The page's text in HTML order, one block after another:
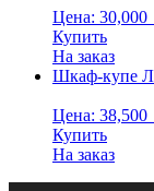
Цена: 30,000
Купить
На заказ
Шкаф-купе
Цена: 38,500
Купить
На заказ